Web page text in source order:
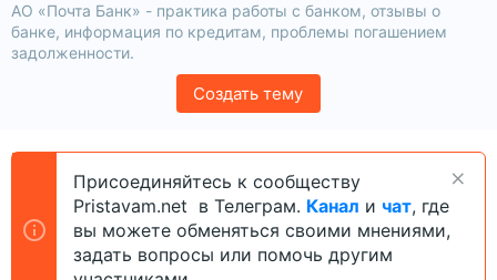
АО «Почта Банк» - практика работы с банком, отзывы о
банке, информация по кредитам, проблемы погашением
задолженности.
Создать тему
Присоединяйтесь к сообществу
Pristavam.net в Телеграм. Канал и чат, где
вы можете обменяться своими мнениями,
задать вопросы или помочь другим